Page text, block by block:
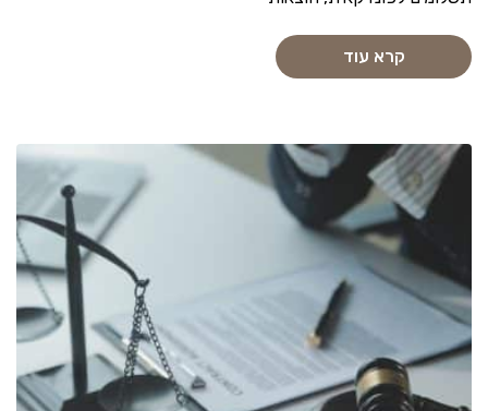
קרא עוד